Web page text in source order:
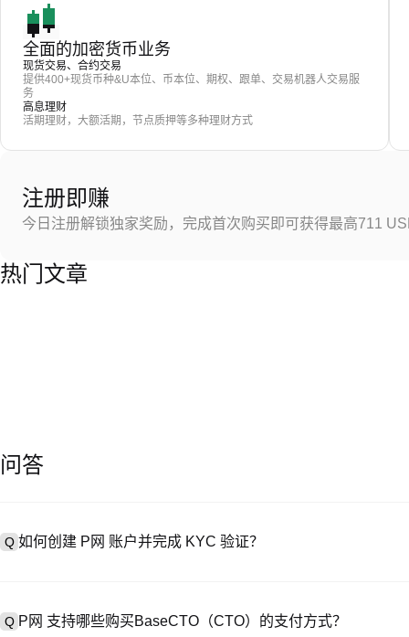
全面的加密货币业务
现货交易、合约交易
提供400+现货币种&U本位、币本位、期权、跟单、交易机器人交易服
务
高息理财
活期理财，大额活期，节点质押等多种理财方式
注册即赚
今日注册解锁独家奖励，完成首次购买即可获得最高711
热门文章
问答
Q 如何创建 P网 账户并完成 KYC 验证？
Q P网 支持哪些购买BaseCTO（CTO）的支付方式？